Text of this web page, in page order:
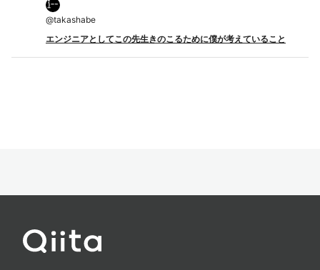
@takashabe
エンジニアとしてこの先生きのこるために僕が考えていること